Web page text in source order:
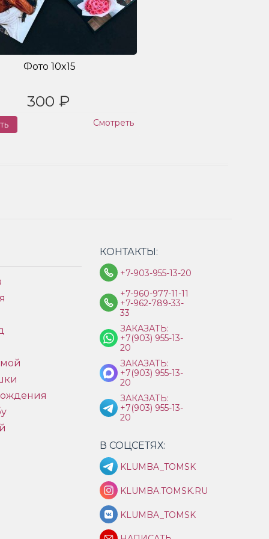
Фото 10x15
300 ₽
Смотреть
КОНТАКТЫ:
+7-903-955-13-20
+7-960-977-11-11
+7-962-789-33-
33
ЗАКАЗАТЬ:
+7(903) 955-13-
20
ЗАКАЗАТЬ:
+7(903) 955-13-
20
ЗАКАЗАТЬ:
+7(903) 955-13-
20
В СОЦСЕТЯХ:
KLUMBA_TOMSK
KLUMBA.TOMSK.RU
KLUMBA_TOMSK